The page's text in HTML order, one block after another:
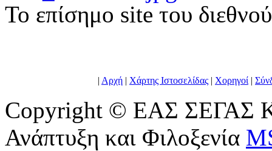
To επίσημο site του
| Αρχή | Χάρτης Ιστοσελίδας | Χορηγοί |
Copyright © ΕΑΣ ΣΕΓΑΣ
Ανάπτυξη και Φιλοξενία